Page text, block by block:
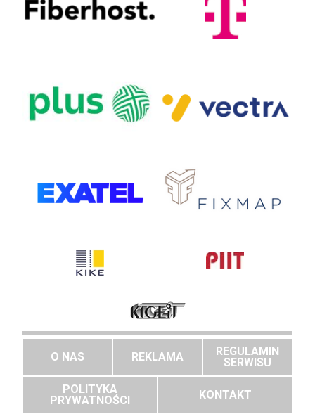
O NAS REKLAMA
REGULAMIN
SERWISU
POLITYKA
PRYWATNOŚCI
KONTAKT